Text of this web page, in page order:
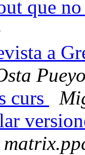
que
a
curs